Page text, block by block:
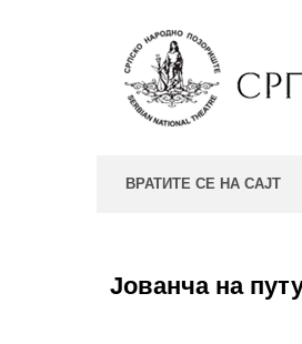
ВРАТИТЕ СЕ НА САЈТ
Јованча на